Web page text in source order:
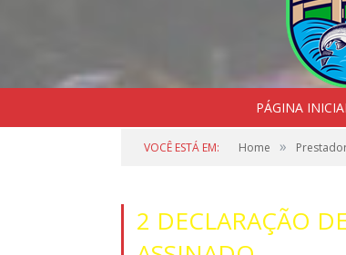
PÁGINA
VOCÊ ESTÁ EM: Home »
2 DECLARAÇÃO